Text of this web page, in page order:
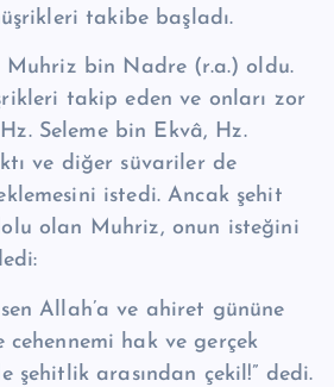
takibe baş­ladı.
bin Nadre (r.a.) oldu.
ta­kip eden ve onları zor
Seleme bin Ekvâ, Hz.
ve diğer süvariler de
istedi. Ancak şe­hit
olan Muhriz, onun isteğini
Allah’a ve ahiret gününe
cehennemi hak ve gerçek
şehitlik arasından çekil!” dedi.